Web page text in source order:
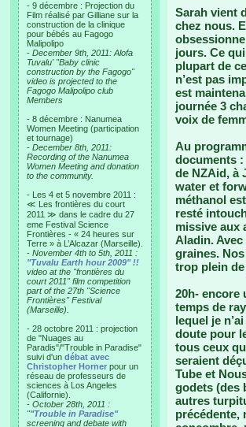
- 9 décembre : Projection du
Film réalisé par Gilliane sur la
construction de la clinique
pour bébés au Fagogo
Malipolipo
- December 9th, 2011: Alofa
Tuvalu' "Baby clinic
construction by the Fagogo"
video is projected to the
Fagogo Malipolipo club
Members
- 8 décembre : Nanumea
Women Meeting (participation
et tournage)
- December 8th, 2011:
Recording of the Nanumea
Women Meeting and donation
to the community.
- Les 4 et 5 novembre 2011 :
≪ Les frontières du court
2011 ≫ dans le cadre du 27
eme Festival Science
Frontières - « 24 heures sur
Terre » à L’Alcazar (Marseille).
- November 4th to 5th, 2011 :
"Tuvalu Earth hour 2009" !!
video at the "frontières du
court 2011" film competition
part of the 27th "Science
Frontières" Festival
(Marseille).
- 28 octobre 2011 : projection
de "Nuages au
Paradis"/"Trouble in Paradise"
suivi d'un débat avec
Christopher Horner pour un
réseau de professeurs de
sciences à Los Angeles
(Californie).
- October 28th, 2011 :
""Trouble in Paradise"
screening and debate with
Sarah vient
chez nous.
jours. Ce
plupart de
n’est pas
est
journée 3
voix de
Au
documents
de NZAid, à
water et
méthanol
resté
missive aux
Aladin.
graines.
trop plein
20h- encore
temps de
lequel je
doute pour
tous ceux
seraient
Tube et
godets (des
autres
précédente,